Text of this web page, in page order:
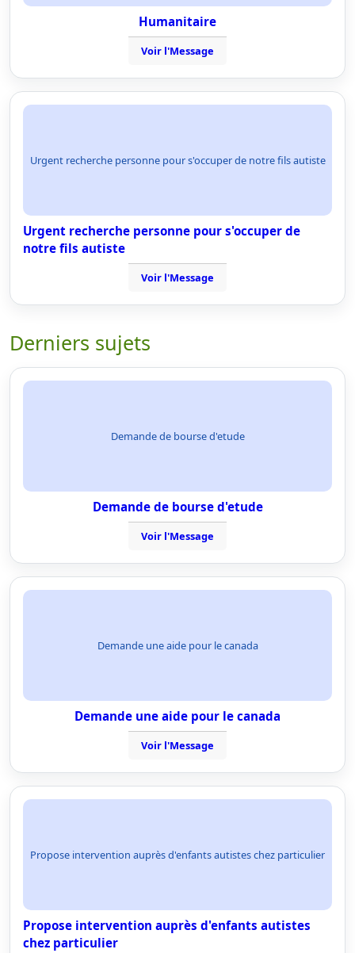
Humanitaire
Voir l'Message
Urgent recherche personne pour s'occuper de notre fils autiste
Urgent recherche personne pour s'occuper de
notre fils autiste
Voir l'Message
Derniers sujets
Demande de bourse d'etude
Demande de bourse d'etude
Voir l'Message
Demande une aide pour le canada
Demande une aide pour le canada
Voir l'Message
Propose intervention auprès d'enfants autistes chez particulier
Propose intervention auprès d'enfants autistes
chez particulier